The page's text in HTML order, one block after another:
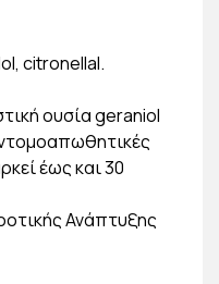
citronellal.
ουσία geraniol
έως και 30
Ανάπτυξης